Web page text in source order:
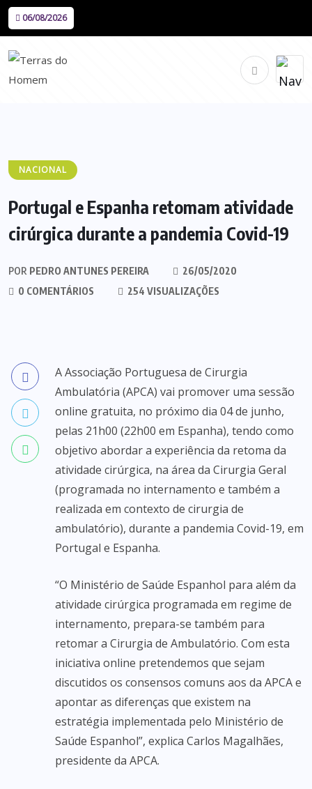
06/08/2026
NACIONAL
Portugal e Espanha retomam atividade
cirúrgica durante a pandemia Covid-19
POR PEDRO ANTUNES PEREIRA
26/05/2020
0 COMENTÁRIOS
254 VISUALIZAÇÕES
A Associação Portuguesa de Cirurgia
Ambulatória (APCA) vai promover uma sessão
online gratuita, no próximo dia 04 de junho,
pelas 21h00 (22h00 em Espanha), tendo como
objetivo abordar a experiência da retoma da
atividade cirúrgica, na área da Cirurgia Geral
(programada no internamento e também a
realizada em contexto de cirurgia de
ambulatório), durante a pandemia Covid-19, em
Portugal e Espanha.
“O Ministério de Saúde Espanhol para além da
atividade cirúrgica programada em regime de
internamento, prepara-se também para
retomar a Cirurgia de Ambulatório. Com esta
iniciativa online pretendemos que sejam
discutidos os consensos comuns aos da APCA e
apontar as diferenças que existem na
estratégia implementada pelo Ministério de
Saúde Espanhol”, explica Carlos Magalhães,
presidente da APCA.